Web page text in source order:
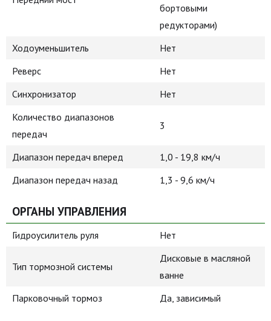
бортовыми
редукторами)
Ходоуменьшитель
Нет
Реверс
Нет
Синхронизатор
Нет
Количество диапазонов
передач
3
Диапазон передач вперед
1,0 - 19,8 км/ч
Диапазон передач назад
1,3 - 9,6 км/ч
ОРГАНЫ УПРАВЛЕНИЯ
Гидроусилитель руля Нет
Тип тормозной системы
Дисковые в масляной
ванне
Парковочный тормоз
Да, зависимый